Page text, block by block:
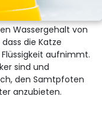
Wassergehalt von
die Katze
aufnimmt.
sind und
den Samtpfoten
anzubieten.